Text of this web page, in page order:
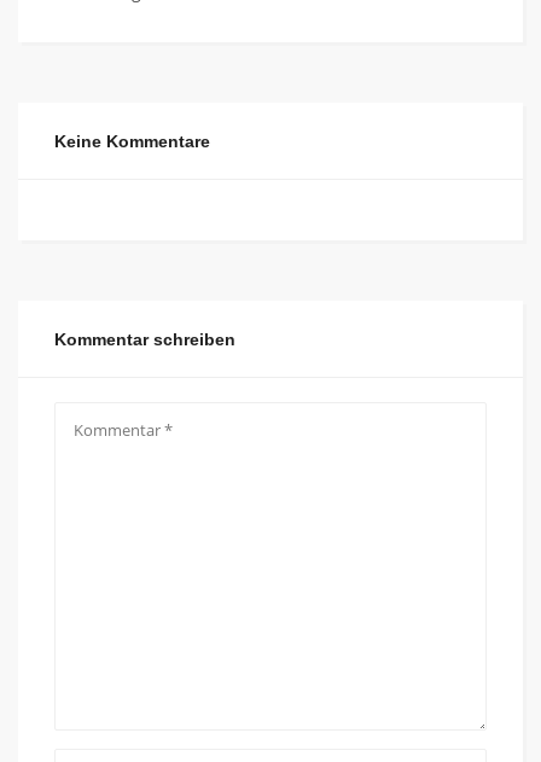
Keine Kommentare
Kommentar schreiben